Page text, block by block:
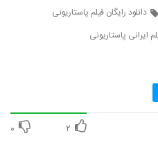
دانلود رایگان فیلم پاستاریونی
ایرانی پاستاریونی
۲ ۰